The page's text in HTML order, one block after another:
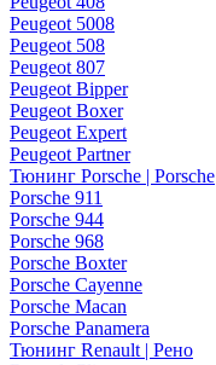
Peugeot 5008
Peugeot 508
Peugeot 807
Peugeot Bipper
Peugeot Boxer
Peugeot Expert
Peugeot Partner
Тюнинг Porsche | Porsche
Porsche 911
Porsche 944
Porsche 968
Porsche Boxter
Porsche Cayenne
Porsche Macan
Porsche Panamera
Тюнинг Renault | Рено